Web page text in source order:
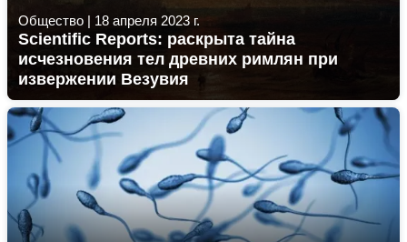
Общество | 18 апреля 2023 г.
Scientific Reports: раскрыта тайна
исчезновения тел древних римлян при
извержении Везувия